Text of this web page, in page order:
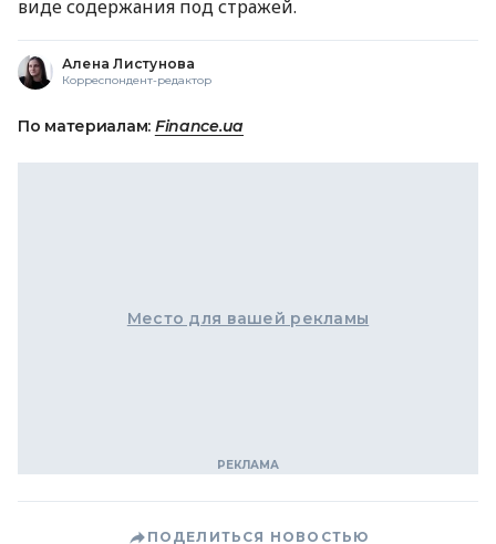
виде содержания под стражей.
Алена Листунова
Корреспондент-редактор
По материалам: Finance.ua
Место для вашей рекламы
ПОДЕЛИТЬСЯ НОВОСТЬЮ